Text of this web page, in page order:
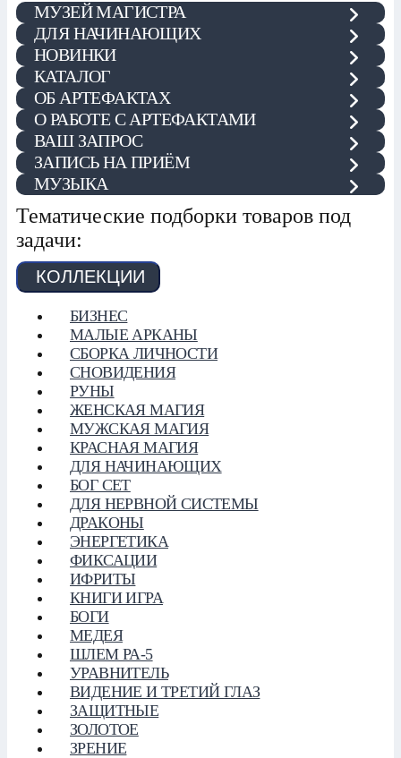
МУЗЕЙ МАГИСТРА
ДЛЯ НАЧИНАЮЩИХ
НОВИНКИ
КАТАЛОГ
ОБ АРТЕФАКТАХ
О РАБОТЕ С АРТЕФАКТАМИ
ВАШ ЗАПРОС
ЗАПИСЬ НА ПРИЁМ
МУЗЫКА
Тематические подборки товаров под
задачи:
КОЛЛЕКЦИИ
БИЗНЕС
МАЛЫЕ АРКАНЫ
СБОРКА ЛИЧНОСТИ
СНОВИДЕНИЯ
РУНЫ
ЖЕНСКАЯ МАГИЯ
МУЖСКАЯ МАГИЯ
КРАСНАЯ МАГИЯ
ДЛЯ НАЧИНАЮЩИХ
БОГ СЕТ
ДЛЯ НЕРВНОЙ СИСТЕМЫ
ДРАКОНЫ
ЭНЕРГЕТИКА
ФИКСАЦИИ
ИФРИТЫ
КНИГИ ИГРА
БОГИ
МЕДЕЯ
ШЛЕМ РА-5
УРАВНИТЕЛЬ
ВИДЕНИЕ И ТРЕТИЙ ГЛАЗ
ЗАЩИТНЫЕ
ЗОЛОТОЕ
ЗРЕНИЕ